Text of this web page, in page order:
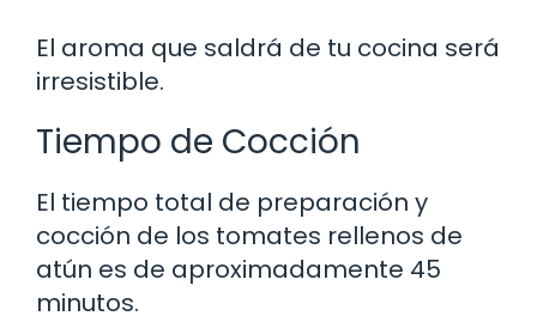
El aroma que saldrá de tu cocina será
irresistible.
Tiempo de Cocción
El tiempo total de preparación y
cocción de los tomates rellenos de
atún es de aproximadamente 45
minutos.